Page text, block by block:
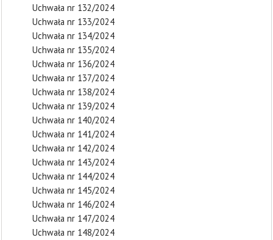
Uchwała nr 132/2024
Uchwała nr 133/2024
Uchwała nr 134/2024
Uchwała nr 135/2024
Uchwała nr 136/2024
Uchwała nr 137/2024
Uchwała nr 138/2024
Uchwała nr 139/2024
Uchwała nr 140/2024
Uchwała nr 141/2024
Uchwała nr 142/2024
Uchwała nr 143/2024
Uchwała nr 144/2024
Uchwała nr 145/2024
Uchwała nr 146/2024
Uchwała nr 147/2024
Uchwała nr 148/2024